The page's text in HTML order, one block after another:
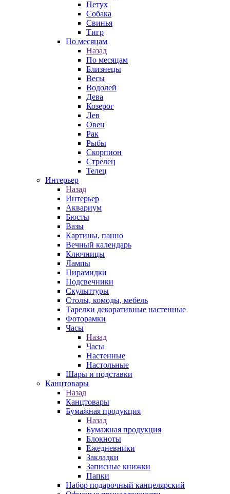
Петух
Собака
Свинья
Тигр
По месяцам
Назад
По месяцам
Близнецы
Весы
Водолей
Дева
Козерог
Лев
Овен
Рак
Рыбы
Скорпион
Стрелец
Телец
Интерьер
Назад
Интерьер
Аквариум
Бюсты
Вазы
Картины, панно
Вечный календарь
Ключницы
Лампы
Пирамидки
Подсвечники
Скульптуры
Столы, комоды, мебель
Тарелки декоративные настенные
Фоторамки
Часы
Назад
Часы
Настенные
Настольные
Шары и подставки
Канцтовары
Назад
Канцтовары
Бумажная продукция
Назад
Бумажная продукция
Блокноты
Ежедневники
Закладки
Записные книжки
Папки
Набор подарочный канцелярский